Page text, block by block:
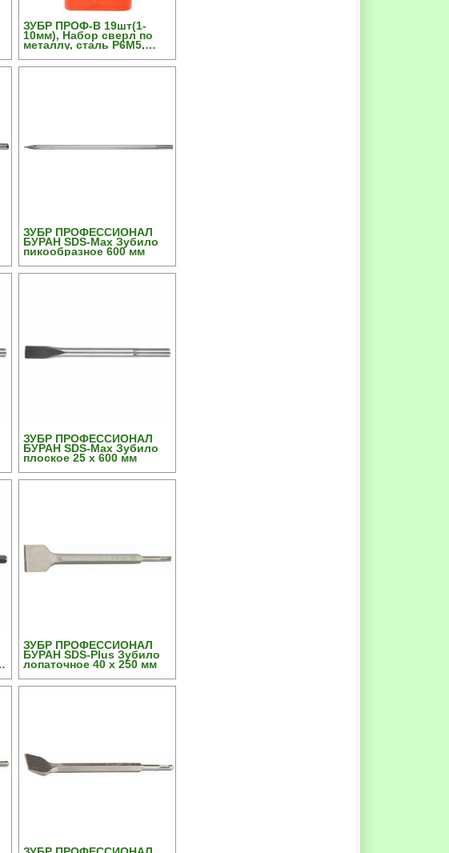
ЗУБР ПРОФ-В 19шт(1-
10мм), Набор сверл по
металлу, сталь Р6М5,
ЗУБР ПРОФЕССИОНАЛ
БУРАН SDS-Max Зубило
пикообразное 600 мм
ЗУБР ПРОФЕССИОНАЛ
БУРАН SDS-Max Зубило
плоское 25 х 600 мм
ЗУБР ПРОФЕССИОНАЛ
БУРАН SDS-Plus Зубило
лопаточное 40 х 250 мм